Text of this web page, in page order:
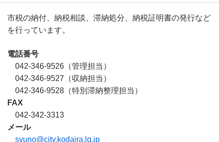
市税の納付、納税相談、滞納処分、納税証明書の発行など
を行っています。
電話番号
042-346-9526（管理担当）
042-346-9527（収納担当）
042-346-9528（特別滞納整理担当）
FAX
042-342-3313
メール
syuno@city.kodaira.lg.jp